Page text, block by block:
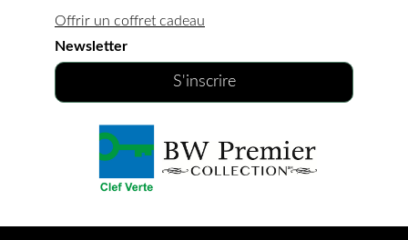
Offrir un coffret cadeau
Newsletter
S'inscrire